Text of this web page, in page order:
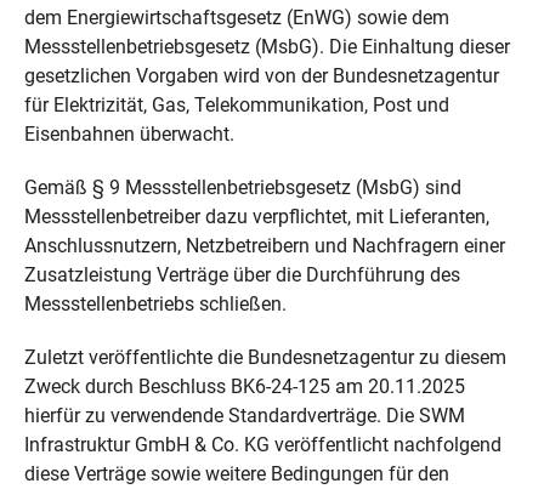
dem Energiewirtschaftsgesetz (EnWG) sowie dem
Messstellenbetriebsgesetz (MsbG). Die Einhaltung dieser
gesetzlichen Vorgaben wird von der Bundesnetzagentur
für Elektrizität, Gas, Telekommunikation, Post und
Eisenbahnen überwacht.
Gemäß § 9 Messstellenbetriebsgesetz (MsbG) sind
Messstellenbetreiber dazu verpflichtet, mit Lieferanten,
Anschlussnutzern, Netzbetreibern und Nachfragern einer
Zusatzleistung Verträge über die Durchführung des
Messstellenbetriebs schließen.
Zuletzt veröffentlichte die Bundesnetzagentur zu diesem
Zweck durch Beschluss BK6-24-125 am 20.11.2025
hierfür zu verwendende Standardverträge. Die SWM
Infrastruktur GmbH & Co. KG veröffentlicht nachfolgend
diese Verträge sowie weitere Bedingungen für den